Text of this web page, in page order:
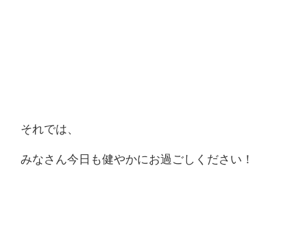
それでは、
みなさん今日も健やかにお過ごしください！